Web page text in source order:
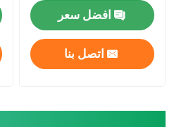
افضل سعر
اتصل بنا